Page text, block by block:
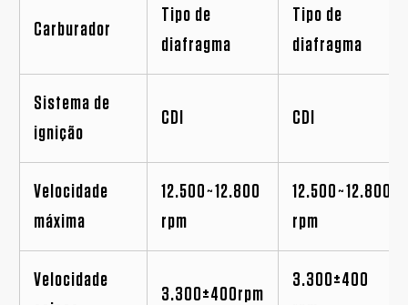
Carburador
Tipo de
diafragma
Tipo de
diafragma
Sistema de
ignição
CDI CDI
Velocidade
máxima
12.500~12.800
rpm
12.500~12.800
rpm
Velocidade
3.300±400rpm
3.300±400